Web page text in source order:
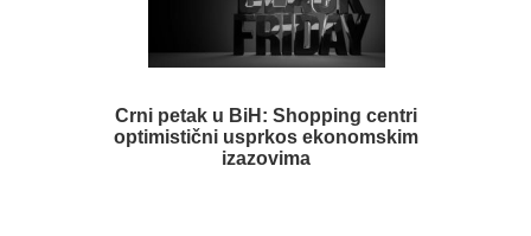
Crni petak u BiH: Shopping centri
optimistični usprkos ekonomskim
izazovima